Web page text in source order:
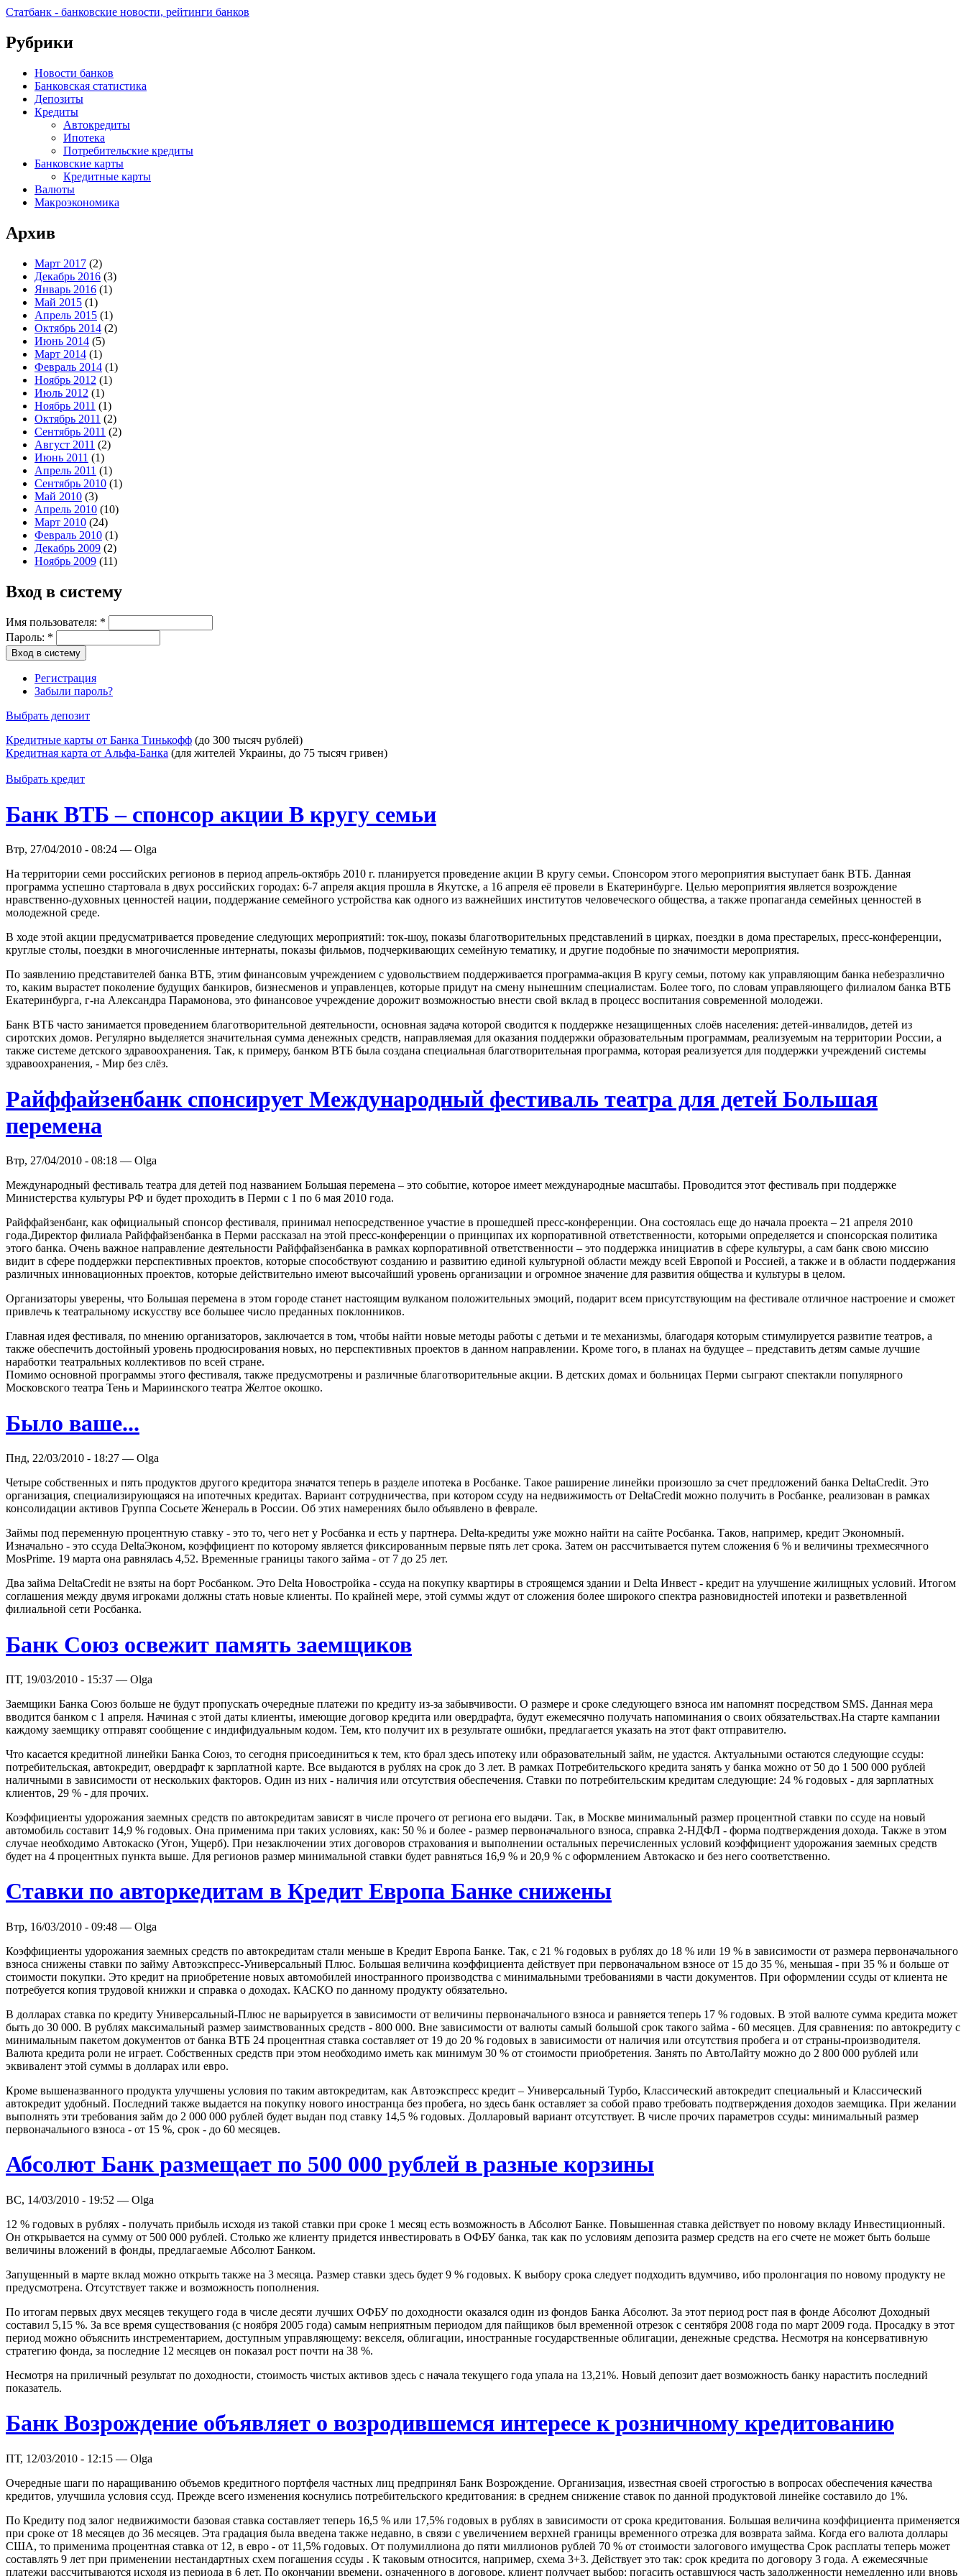
Статбанк - банковские новости, рейтинги банков
Рубрики
Новости банков
Банковская статистика
Депозиты
Кредиты
Автокредиты
Ипотека
Потребительские кредиты
Банковские карты
Кредитные карты
Валюты
Макроэкономика
Архив
Март 2017 (2)
Декабрь 2016 (3)
Январь 2016 (1)
Май 2015 (1)
Апрель 2015 (1)
Октябрь 2014 (2)
Июнь 2014 (5)
Март 2014 (1)
Февраль 2014 (1)
Ноябрь 2012 (1)
Июль 2012 (1)
Ноябрь 2011 (1)
Октябрь 2011 (2)
Сентябрь 2011 (2)
Август 2011 (2)
Июнь 2011 (1)
Апрель 2011 (1)
Сентябрь 2010 (1)
Май 2010 (3)
Апрель 2010 (10)
Март 2010 (24)
Февраль 2010 (1)
Декабрь 2009 (2)
Ноябрь 2009 (11)
Вход в систему
Имя пользователя: *
Пароль: *
Регистрация
Забыли пароль?
Выбрать депозит
Кредитные карты от Банка Тинькофф (до 300 тысяч рублей)
Кредитная карта от Альфа-Банка (для жителей Украины, до 75 тысяч гривен)
Выбрать кредит
Банк ВТБ – спонсор акции В кругу семьи
Втр, 27/04/2010 - 08:24 — Olga
На территории семи российских регионов в период апрель-октябрь 2010 г. планируется проведение акции В кругу семьи. Спонсором этого мероприятия выступает банк ВТБ. Данная
программа успешно стартовала в двух российских городах: 6-7 апреля акция прошла в Якутске, а 16 апреля её провели в Екатеринбурге. Целью мероприятия является возрождение
нравственно-духовных ценностей нации, поддержание семейного устройства как одного из важнейших институтов человеческого общества, а также пропаганда семейных ценностей в
молодежной среде.
В ходе этой акции предусматривается проведение следующих мероприятий: ток-шоу, показы благотворительных представлений в цирках, поездки в дома престарелых, пресс-конференции,
круглые столы, поездки в многочисленные интернаты, показы фильмов, подчеркивающих семейную тематику, и другие подобные по значимости мероприятия.
По заявлению представителей банка ВТБ, этим финансовым учреждением с удовольствием поддерживается программа-акция В кругу семьи, потому как управляющим банка небезразлично
то, каким вырастет поколение будущих банкиров, бизнесменов и управленцев, которые придут на смену нынешним специалистам. Более того, по словам управляющего филиалом банка ВТБ
Екатеринбурга, г-на Александра Парамонова, это финансовое учреждение дорожит возможностью внести свой вклад в процесс воспитания современной молодежи.
Банк ВТБ часто занимается проведением благотворительной деятельности, основная задача которой сводится к поддержке незащищенных слоёв населения: детей-инвалидов, детей из
сиротских домов. Регулярно выделяется значительная сумма денежных средств, направляемая для оказания поддержки образовательным программам, реализуемым на территории России, а
также системе детского здравоохранения. Так, к примеру, банком ВТБ была создана специальная благотворительная программа, которая реализуется для поддержки учреждений системы
здравоохранения, - Мир без слёз.
Райффайзенбанк спонсирует Международный фестиваль театра для детей Большая
перемена
Втр, 27/04/2010 - 08:18 — Olga
Международный фестиваль театра для детей под названием Большая перемена – это событие, которое имеет международные масштабы. Проводится этот фестиваль при поддержке
Министерства культуры РФ и будет проходить в Перми с 1 по 6 мая 2010 года.
Райффайзенбанr, как официальный спонсор фестиваля, принимал непосредственное участие в прошедшей пресс-конференции. Она состоялась еще до начала проекта – 21 апреля 2010
года.Директор филиала Райффайзенбанка в Перми рассказал на этой пресс-конференции о принципах их корпоративной ответственности, которыми определяется и спонсорская политика
этого банка. Очень важное направление деятельности Райффайзенбанка в рамках корпоративной ответственности – это поддержка инициатив в сфере культуры, а сам банк свою миссию
видит в сфере поддержки перспективных проектов, которые способствуют созданию и развитию единой культурной области между всей Европой и Россией, а также и в области поддержания
различных инновационных проектов, которые действительно имеют высочайший уровень организации и огромное значение для развития общества и культуры в целом.
Организаторы уверены, что Большая перемена в этом городе станет настоящим вулканом положительных эмоций, подарит всем присутствующим на фестивале отличное настроение и сможет
привлечь к театральному искусству все большее число преданных поклонников.
Главная идея фестиваля, по мнению организаторов, заключается в том, чтобы найти новые методы работы с детьми и те механизмы, благодаря которым стимулируется развитие театров, а
также обеспечить достойный уровень продюсирования новых, но перспективных проектов в данном направлении. Кроме того, в планах на будущее – представить детям самые лучшие
наработки театральных коллективов по всей стране.
Помимо основной программы этого фестиваля, также предусмотрены и различные благотворительные акции. В детских домах и больницах Перми сыграют спектакли популярного
Московского театра Тень и Мариинского театра Желтое окошко.
Было ваше...
Пнд, 22/03/2010 - 18:27 — Olga
Четыре собственных и пять продуктов другого кредитора значатся теперь в разделе ипотека в Росбанке. Такое раширение линейки произошло за счет предложений банка DeltaCredit. Это
организация, специализирующаяся на ипотечных кредитах. Вариант сотрудничества, при котором ссуду на недвижимость от DeltaCredit можно получить в Росбанке, реализован в рамках
консолидации активов Группа Сосьете Женераль в России. Об этих намерениях было объявлено в феврале.
Займы под переменную процентную ставку - это то, чего нет у Росбанка и есть у партнера. Delta-кредиты уже можно найти на сайте Росбанка. Таков, например, кредит Экономный.
Изначально - это ссуда DeltaЭконом, коэффициент по которому является фиксированным первые пять лет срока. Затем он рассчитывается путем сложения 6 % и величины трехмесячного
MosPrime. 19 марта она равнялась 4,52. Временные границы такого займа - от 7 до 25 лет.
Два займа DeltaCredit не взяты на борт Росбанком. Это Delta Новостройка - ссуда на покупку квартиры в строящемся здании и Delta Инвест - кредит на улучшение жилищных условий. Итогом
соглашения между двумя игроками должны стать новые клиенты. По крайней мере, этой суммы ждут от сложения более широкого спектра разновидностей ипотеки и разветвленной
филиальной сети Росбанка.
Банк Союз освежит память заемщиков
ПТ, 19/03/2010 - 15:37 — Olga
Заемщики Банка Союз больше не будут пропускать очередные платежи по кредиту из-за забывчивости. О размере и сроке следующего взноса им напомнят посредством SMS. Данная мера
вводится банком с 1 апреля. Начиная с этой даты клиенты, имеющие договор кредита или овердрафта, будут ежемесячно получать напоминания о своих обязательствах.На старте кампании
каждому заемщику отправят сообщение с индифидуальным кодом. Тем, кто получит их в результате ошибки, предлагается указать на этот факт отправителю.
Что касается кредитной линейки Банка Союз, то сегодня присоединиться к тем, кто брал здесь ипотеку или образовательный займ, не удастся. Актуальными остаются следующие ссуды:
потребительская, автокредит, овердрафт к зарплатной карте. Все выдаются в рублях на срок до 3 лет. В рамках Потребительского кредита занять у банка можно от 50 до 1 500 000 рублей
наличными в зависимости от нескольких факторов. Один из них - наличия или отсутствия обеспечения. Ставки по потребительским кредитам следующие: 24 % годовых - для зарплатных
клиентов, 29 % - для прочих.
Коэффициенты удорожания заемных средств по автокредитам зависят в числе прочего от региона его выдачи. Так, в Москве минимальный размер процентной ставки по ссуде на новый
автомобиль составит 14,9 % годовых. Она применима при таких условиях, как: 50 % и более - размер первоначального взноса, справка 2-НДФЛ - форма подтверждения дохода. Также в этом
случае необходимо Автокаско (Угон, Ущерб). При незаключении этих договоров страхования и выполнении остальных перечисленных условий коэффициент удорожания заемных средств
будет на 4 процентных пункта выше. Для регионов размер минимальной ставки будет равняться 16,9 % и 20,9 % с оформлением Автокаско и без него соответственно.
Ставки по авторкедитам в Кредит Европа Банке снижены
Втр, 16/03/2010 - 09:48 — Olga
Коэффициенты удорожания заемных средств по автокредитам стали меньше в Кредит Европа Банке. Так, с 21 % годовых в рублях до 18 % или 19 % в зависимости от размера первоначального
взноса снижены ставки по займу Автоэкспресс-Универсальный Плюс. Большая величина коэффициента действует при первоначальном взносе от 15 до 35 %, меньшая - при 35 % и больше от
стоимости покупки. Это кредит на приобретение новых автомобилей иностранного производства с минимальными требованиями в части документов. При оформлении ссуды от клиента не
потребуется копия трудовой книжки и справка о доходах. КАСКО по данному продукту обязательно.
В долларах ставка по кредиту Универсальный-Плюс не варьируется в зависимости от величины первоначального взноса и равняется теперь 17 % годовых. В этой валюте сумма кредита может
быть до 30 000. В рублях максимальный размер заимствованных средств - 800 000. Вне зависимости от валюты самый большой срок такого займа - 60 месяцев. Для сравнения: по автокредиту с
минимальным пакетом документов от банка ВТБ 24 процентная ставка составляет от 19 до 20 % годовых в зависимости от наличия или отсутствия пробега и от страны-производителя.
Валюта кредита роли не играет. Собственных средств при этом необходимо иметь как минимум 30 % от стоимости приобретения. Занять по АвтоЛайту можно до 2 800 000 рублей или
эквивалент этой суммы в долларах или евро.
Кроме вышеназванного продукта улучшены условия по таким автокредитам, как Автоэкспресс кредит – Универсальный Турбо, Классический автокредит специальный и Классический
автокредит удобный. Последний также выдается на покупку нового иностранца без пробега, но здесь банк оставляет за собой право требовать подтверждения доходов заемщика. При желании
выполнять эти требования займ до 2 000 000 рублей будет выдан под ставку 14,5 % годовых. Долларовый вариант отсутствует. В числе прочих параметров ссуды: минимальный размер
первоначального взноса - от 15 %, срок - до 60 месяцев.
Абсолют Банк размещает по 500 000 рублей в разные корзины
ВС, 14/03/2010 - 19:52 — Olga
12 % годовых в рублях - получать прибыль исходя из такой ставки при сроке 1 месяц есть возможность в Абсолют Банке. Повышенная ставка действует по новому вкладу Инвестиционный.
Он открывается на сумму от 500 000 рублей. Столько же клиенту придется инвестировать в ОФБУ банка, так как по условиям депозита размер средств на его счете не может быть больше
величины вложений в фонды, предлагаемые Абсолют Банком.
Запущенный в марте вклад можно открыть также на 3 месяца. Размер ставки здесь будет 9 % годовых. К выбору срока следует подходить вдумчиво, ибо пролонгация по новому продукту не
предусмотрена. Отсутствует также и возможность пополнения.
По итогам первых двух месяцев текущего года в числе десяти лучших ОФБУ по доходности оказался один из фондов Банка Абсолют. За этот период рост пая в фонде Абсолют Доходный
составил 5,15 %. За все время существования (с ноября 2005 года) самым неприятным периодом для пайщиков был временной отрезок с сентября 2008 года по март 2009 года. Просадку в этот
период можно объяснить инстрeментарием, доступным управляющему: векселя, облигации, иностранные государственные облигации, денежные средства. Несмотря на консервативную
стратегию фонда, за последние 12 месяцев он показал рост почти на 38 %.
Несмотря на приличный результат по доходности, стоимость чистых активов здесь с начала текущего года упала на 13,21%. Новый депозит дает возможность банку нарастить последний
показатель.
Банк Возрождение объявляет о возродившемся интересе к розничному кредитованию
ПТ, 12/03/2010 - 12:15 — Olga
Очередные шаги по наращиванию объемов кредитного портфеля частных лиц предпринял Банк Возрождение. Организация, известная своей строгостью в вопросах обеспечения качества
кредитов, улучшила условия ссуд. Прежде всего изменения коснулись потребительского кредитования: в среднем снижение ставок по данной продуктовой линейке составило до 1%.
По Кредиту под залог недвижимости базовая ставка составляет теперь 16,5 % или 17,5% годовых в рублях в зависимости от срока кредитования. Большая величина коэффициента применяется
при сроке от 18 месяцев до 36 месяцев. Эта градация была введена также недавно, в связи с увеличением верхней границы временного отрезка для возврата займа. Когда его валюта доллары
США, то применима процентная ставка от 12, в евро - от 11,5% годовых. От полумиллиона до пяти миллионов рублей 70 % от стоимости залогового имущества Срок расплаты теперь может
составлять 9 лет при применении нестандартных схем погашения ссуды . К таковым относится, например, схема 3+3. Действует это так: срок кредита по договору 3 года. А ежемесячные
платежи рассчитываются исходя из периода в 6 лет. По окончании времени, означенного в договоре, клиент получает выбор: погасить оставшуюся часть задолженности немедленно или вновь